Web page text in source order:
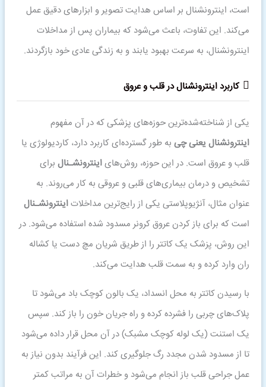
است، اینترونشنال بر اساس هدایت تصویر و ابزارهای دقیق عمل
می‌کند. این تفاوت، باعث می‌شود که بیماران پس از مداخلات
اینترونشنال، به سرعت بهبود یابند و به زندگی عادی خود بازگردند.
کاربرد اینترونشنال در قلب و عروق
یکی از شناخته‌شده‌ترین حوزه‌های پزشکی که در آن مفهوم
اینترونشنال یعنی چی به طور گسترده‌ای کاربرد دارد، کاردیولوژی یا
قلب و عروق است. در این حوزه، روش‌هایاینترونشـنال برای
تشخیص و درمان بیماری‌های قلبی و عروقی به کار می‌روند. به
عنوان مثال، آنژیوپلاستی یکی از رایج‌ترین مداخلاتاینترونشـنال
است که برای باز کردن عروق کرونر مسدود شده استفاده می‌شود. در
این روش، پزشک یک کاتتر را از طریق شریان مچ دست یا کشاله
ران وارد کرده و به سمت قلب هدایت می‌کند.
با رسیدن کاتتر به محل انسداد، یک بالون کوچک باد می‌شود تا
پلاک‌های چربی را فشرده کرده و راه جریان خون را باز کند. سپس
یک استنت (یک لوله کوچک مشبک) در آن محل قرار داده می‌شود
تا از مسدود شدن مجدد رگ جلوگیری کند. این فرآیند بدون نیاز به
عمل جراحی قلب باز انجام می‌شود و خطرات آن به مراتب کمتر